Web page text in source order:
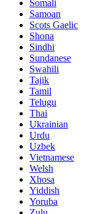
Somali
Samoan
Scots Gaelic
Shona
Sindhi
Sundanese
Swahili
Tajik
Tamil
Telugu
Thai
Ukrainian
Urdu
Uzbek
Vietnamese
Welsh
Xhosa
Yiddish
Yoruba